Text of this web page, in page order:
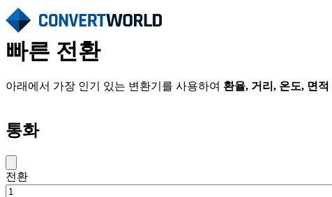
빠른 전환
아래에서 가장 인기 있는 변환기를 사용하여 환율, 거리, 온도, 면적
통화
전환